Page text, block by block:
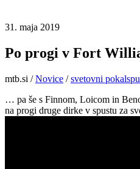
31. maja 2019
Po progi v Fort
mtb.si / Novice / svetovni pokal
… pa še s Finnom, Loicom in
na progi druge dirke v spustu za